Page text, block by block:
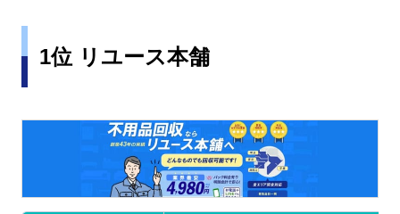
1位 リユース本舗